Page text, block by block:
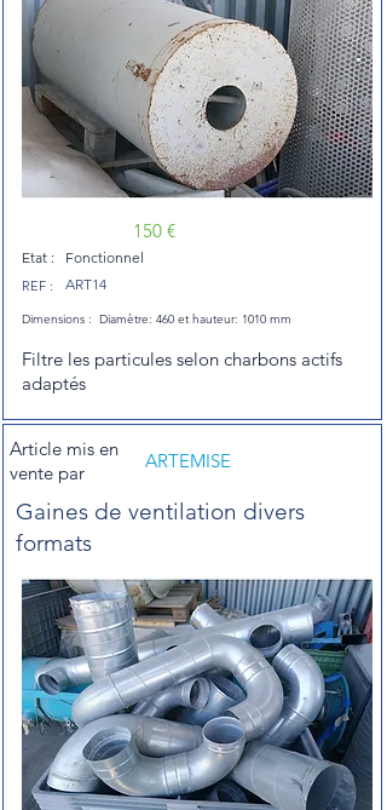
150 €
Etat : Fonctionnel
REF : ART14
Dimensions : Diamètre: 460 et hauteur: 1010 mm
Filtre les particules selon charbons actifs
adaptés
Article mis en
vente par
ARTEMISE
Gaines de ventilation divers
formats